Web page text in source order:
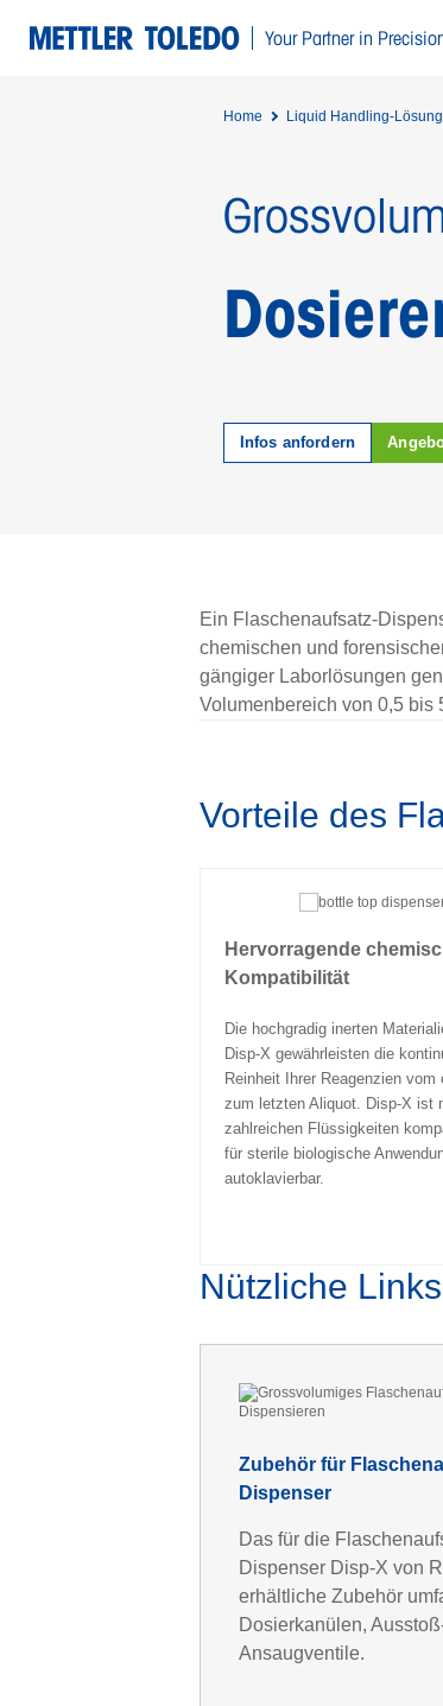
Your Partner in
Home Liquid Handling-
Infos anfordern
Ein Flaschenaufsatz-
chemischen und
gängiger Laborlösungen
Volumenbereich von 0,5 bis
Vorteile des
Hervorragende
Kompatibilität
Die hochgradig inerten
Disp-X gewährleisten die
Reinheit Ihrer Reagenzien vom
zum letzten Aliquot. Disp-X ist
zahlreichen Flüssigkeiten
für sterile biologische
autoklavierbar.
Nützliche Links
Zubehör für
Dispenser
Das für die
Dispenser Disp-X von
erhältliche Zubehör
Dosierkanülen,
Ansaugventile.